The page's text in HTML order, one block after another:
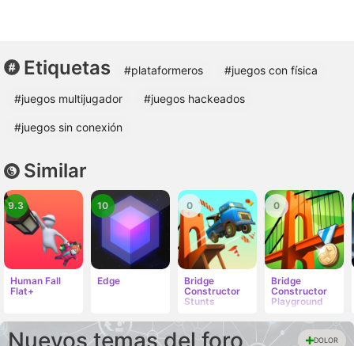
Etiquetas #plataformeros #juegos con física
#juegos multijugador #juegos hackeados
#juegos sin conexión
Similar
Human Fall
Flat+
9.3
Edge
10
Bridge
Constructor
Stunts
0
Bridge
Constructor
Playground
0
DOLOR